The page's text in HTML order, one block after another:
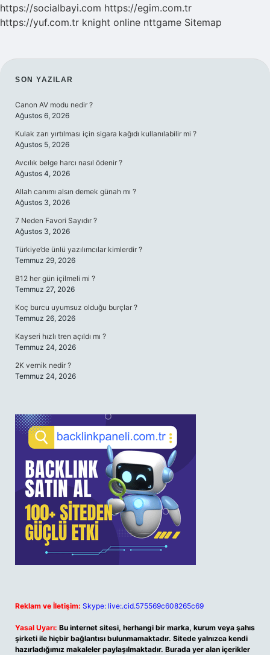
https://socialbayi.com https://egim.com.tr
https://yuf.com.tr knight online nttgame Sitemap
SIDEBAR
SON YAZILAR
Canon AV modu nedir ?
Ağustos 6, 2026
Kulak zarı yırtılması için sigara kağıdı kullanılabilir mi ?
Ağustos 5, 2026
Avcılık belge harcı nasıl ödenir ?
Ağustos 4, 2026
Allah canımı alsın demek günah mı ?
Ağustos 3, 2026
7 Neden Favori Sayıdır ?
Ağustos 3, 2026
Türkiye’de ünlü yazılımcılar kimlerdir ?
Temmuz 29, 2026
B12 her gün içilmeli mi ?
Temmuz 27, 2026
Koç burcu uyumsuz olduğu burçlar ?
Temmuz 26, 2026
Kayseri hızlı tren açıldı mı ?
Temmuz 24, 2026
2K vernik nedir ?
Temmuz 24, 2026
Reklam ve İletişim: Skype: live:.cid.575569c608265c69
Yasal Uyarı: Bu internet sitesi, herhangi bir marka, kurum veya şahıs
şirketi ile hiçbir bağlantısı bulunmamaktadır. Sitede yalnızca kendi
hazırladığımız makaleler paylaşılmaktadır. Burada yer alan içerikler